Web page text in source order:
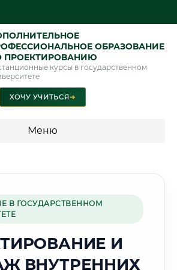
ОБРАЗОВАНИЕ
ПРОЕКТИРОВАНИЮ
курсы в государственном
ХОЧУ УЧИТЬСЯ➜
Меню
🌇
Г. ОМСК
В ГОСУДАРСТВЕННОМ
И
ВНУТРЕННИХ